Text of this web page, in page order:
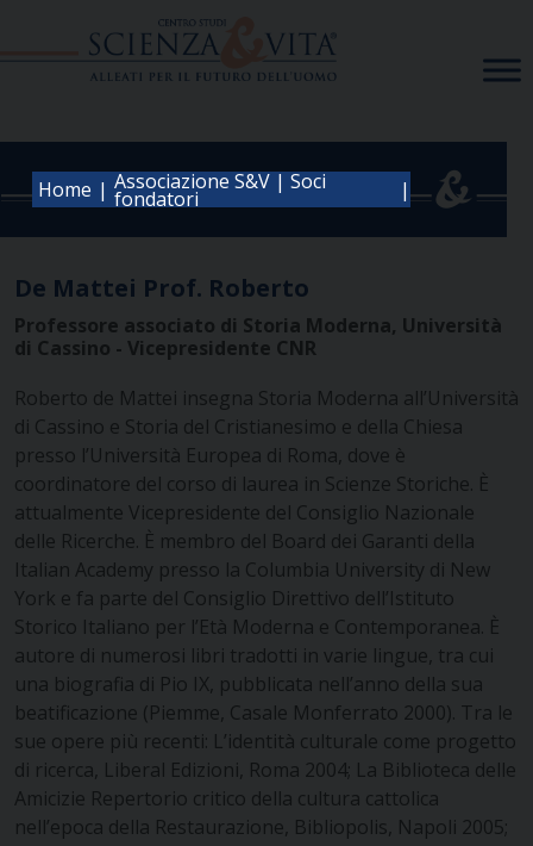
Home | Associazione S&V | Soci
fondatori |
De Mattei Prof. Roberto
Professore associato di Storia Moderna, Università
di Cassino - Vicepresidente CNR
Roberto de Mattei insegna Storia Moderna all’Università
di Cassino e Storia del Cristianesimo e della Chiesa
presso l’Università Europea di Roma, dove è
coordinatore del corso di laurea in Scienze Storiche. È
attualmente Vicepresidente del Consiglio Nazionale
delle Ricerche. È membro del Board dei Garanti della
Italian Academy presso la Columbia University di New
York e fa parte del Consiglio Direttivo dell’Istituto
Storico Italiano per l’Età Moderna e Contemporanea. È
autore di numerosi libri tradotti in varie lingue, tra cui
una biografia di Pio IX, pubblicata nell’anno della sua
beatificazione (Piemme, Casale Monferrato 2000). Tra le
sue opere più recenti: L’identità culturale come progetto
di ricerca, Liberal Edizioni, Roma 2004; La Biblioteca delle
Amicizie Repertorio critico della cultura cattolica
nell’epoca della Restaurazione, Bibliopolis, Napoli 2005;